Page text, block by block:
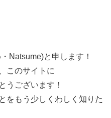
Natsume)と申します！
このサイトに
うございます！
をもう少しくわしく知りた